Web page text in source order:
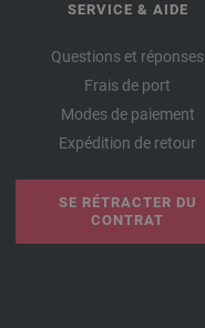
SERVICE & AIDE
Questions et réponses
Frais de port
Modes de paiement
Expédition de retour
SE RÉTRACTER DU
CONTRAT